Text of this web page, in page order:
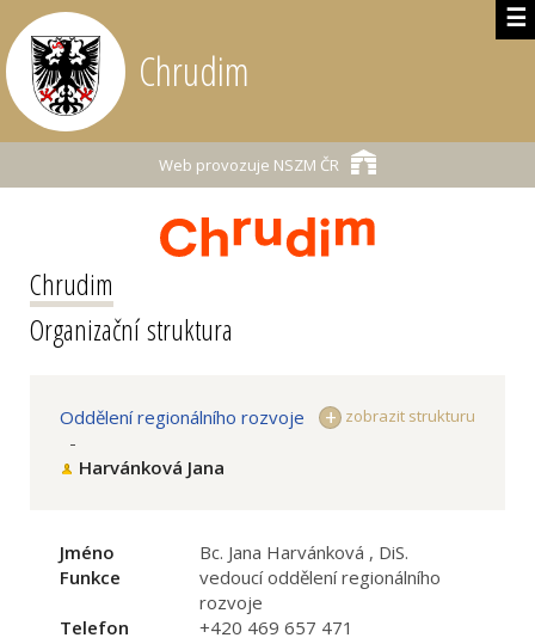
☰
Chrudim
Web provozuje NSZM ČR
Chrudim
Organizační struktura
zobrazit strukturu
Oddělení regionálního rozvoje
-
Harvánková Jana
Jméno
Bc. Jana Harvánková , DiS.
Funkce
vedoucí oddělení regionálního
rozvoje
Telefon
+420 469 657 471